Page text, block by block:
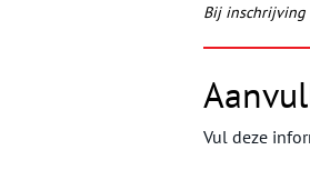
Bij inschrijving
Vul deze